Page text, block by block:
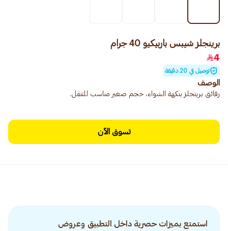
برينجلز شيبس باربيكيو 40 جرام
4
توصيل في 20 دقيقة
الوصف
رقائق برينجلز بنكهة الشواء، حجم صغير مناسب للتنقل.
تسوق الآن
استمتع بميزات حصرية داخل التطبيق وعروض